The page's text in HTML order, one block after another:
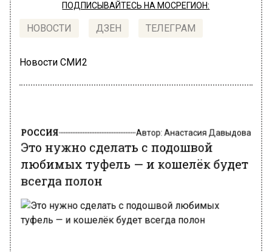
ПОДПИСЫВАЙТЕСЬ НА МОСРЕГИОН:
НОВОСТИ ДЗЕН ТЕЛЕГРАМ
Новости СМИ2
Это нужно сделать с подошвой
любимых туфель — и кошелёк будет
всегда полон